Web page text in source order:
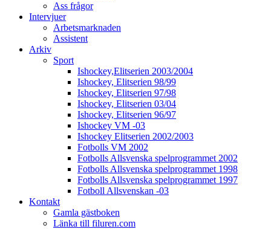
Ass frågor
Intervjuer
Arbetsmarknaden
Assistent
Arkiv
Sport
Ishockey,Elitserien 2003/2004
Ishockey, Elitserien 98/99
Ishockey, Elitserien 97/98
Ishockey, Elitserien 03/04
Ishockey, Elitserien 96/97
Ishockey VM -03
Ishockey Elitserien 2002/2003
Fotbolls VM 2002
Fotbolls Allsvenska spelprogrammet 2002
Fotbolls Allsvenska spelprogrammet 1998
Fotbolls Allsvenska spelprogrammet 1997
Fotboll Allsvenskan -03
Kontakt
Gamla gästboken
Länka till filuren.com